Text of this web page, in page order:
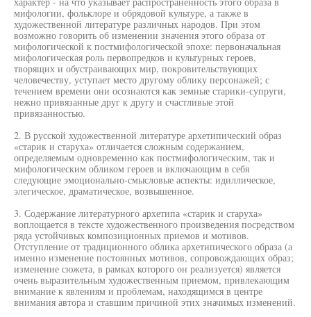
мифологии, фольклоре и обрядовой культуре, а также в
художественной литературе различных народов. При этом
возможно говорить об изменении значения этого образа от
мифологической к постмифологической эпохе: первоначальная
мифологическая роль первопредков и культурных героев,
творящих и обустраивающих мир, покровительствующих
человечеству, уступает место другому облику персонажей; с
течением времени они осознаются как земные старики-супруги,
нежно привязанные друг к другу и счастливые этой
привязанностью.
2. В русской художественной литературе архетипический образ
«старик и старуха» отличается сложным содержанием,
определяемым одновременно как постмифологическим, так и
мифологическим обликом героев и включающим в себя
следующие эмоционально-смысловые аспекты: идиллическое,
элегическое, драматическое, возвышенное.
3. Содержание литературного архетипа «старик и старуха»
воплощается в тексте художественного произведения посредством
ряда устойчивых композиционных приемов и мотивов.
Отступление от традиционного облика архетипического образа (а
именно изменение постоянных мотивов, сопровождающих образ;
изменение сюжета, в рамках которого он реализуется) является
очень выразительным художественным приемом, привлекающим
внимание к явлениям и проблемам, находящимся в центре
внимания автора и ставшим причиной этих значимых изменений.